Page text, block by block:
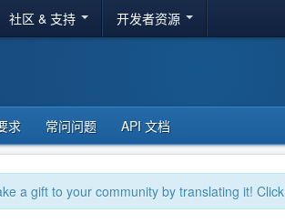
社区 & 支持 开发者资源
求 常问问题 API 文档
a gift to your community by translating it! Click